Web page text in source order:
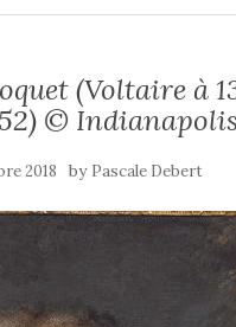
(Voltaire à
©
2018 by Pascale Debert